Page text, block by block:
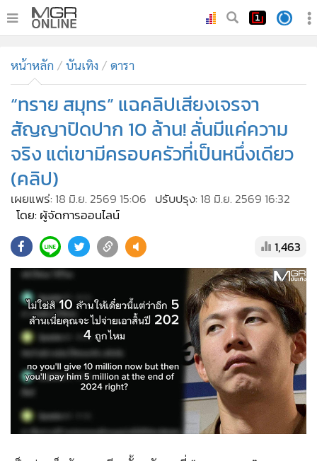
ทันเหตุการณ์
• ภาคใต้
ภูมิภาค
Online Section
• บันเทิง
• ผู้จัดการรายวัน
• คอลัมนิสต์
• CbizReview
• Cyber BIZ
ผู้จัดกวน
Good health & Well-being
Green Innovation & SD
Management & HR
MGR Live
Infographic
การเมือง
หน้าหลัก บันเทิง ดารา
“ทราย สมุทร” แฉคลิปเสียงเจรจา
สัญญาปิดปาก 10 ล้าน! ลั่นมีแค่ความ
จริง แต่เขามีครอบครัวที่เป็นหนึ่งเดียว
(คลิป)
เผยแพร่: 18 มิ.ย. 2569 15:06 ปรับปรุง: 18 มิ.ย. 2569 16:32
โดย: ผู้จัดการออนไลน์
1,463